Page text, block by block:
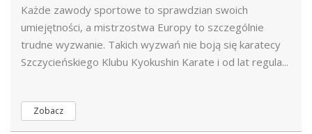
Każde zawody sportowe to sprawdzian swoich
umiejętności, a mistrzostwa Europy to szczególnie
trudne wyzwanie. Takich wyzwań nie boją się karatecy
Szczycieńskiego Klubu Kyokushin Karate i od lat regula...
Zobacz